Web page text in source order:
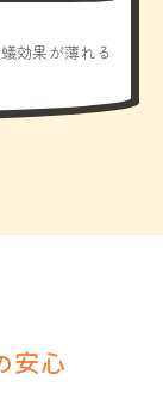
効果が薄れる
安心